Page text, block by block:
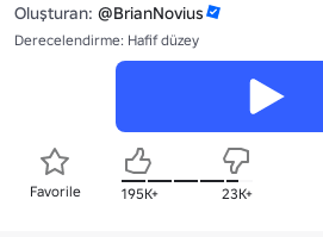
Oluşturan: @BrianNovius
Derecelendirme: Hafif düzey
Favorile 195K+ 23K+